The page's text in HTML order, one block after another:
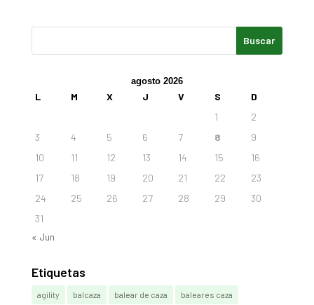
agosto 2026
L M X J V S
D
1
2
3
4 5 6 7 8
9
10
11 12 13 14 15
16
17
18 19 20 21 22
23
24
25 26 27 28 29
30
31
« Jun
Etiquetas
agility balcaza balear de caza baleares caza